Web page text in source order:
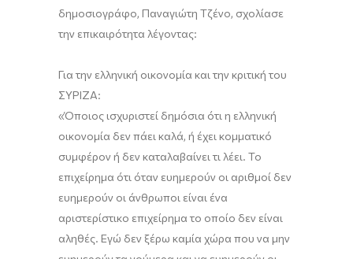
δημοσιογράφο, Παναγιώτη Τζένο, σχολίασε
την επικαιρότητα λέγοντας:
Για την ελληνική οικονομία και την κριτική του
ΣΥΡΙΖΑ:
«Όποιος ισχυριστεί δημόσια ότι η ελληνική
οικονομία δεν πάει καλά, ή έχει κομματικό
συμφέρον ή δεν καταλαβαίνει τι λέει. Το
επιχείρημα ότι όταν ευημερούν οι αριθμοί δεν
ευημερούν οι άνθρωποι είναι ένα
αριστερίστικο επιχείρημα το οποίο δεν είναι
αληθές. Εγώ δεν ξέρω καμία χώρα που να μην